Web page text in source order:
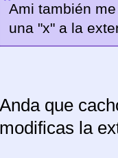
Ami también
una "x" a la
Anda que
modificas la